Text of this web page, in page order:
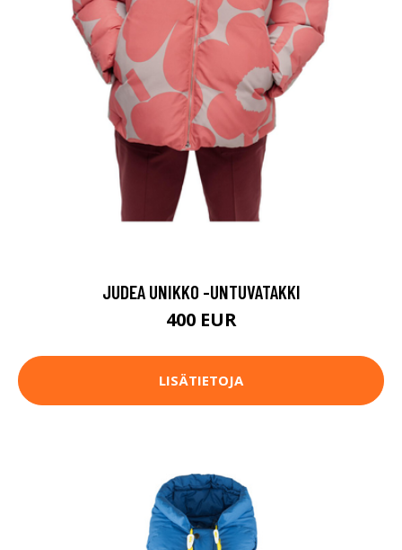
JUDEA UNIKKO -UNTUVATAKKI
400 EUR
LISÄTIETOJA